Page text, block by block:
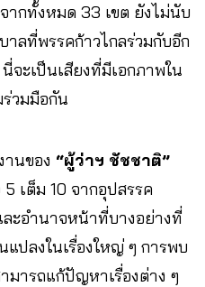
ากทั้งหมด 33 เขต ยังไม่นับ
ลที่พรรคก้าวไกลร่วมกับอีก
จะเป็นเสียงที่มีเอกภาพใน
วมมือกัน
านของ “ผู้ว่าฯ ชัชชาติ”
เต็ม 10 จากอุปสรรค
ะอำนาจหน้าที่บางอย่างที่
ปลงในเรื่องใหญ่ ๆ การพบ
มารถแก้ปัญหาเรื่องต่าง ๆ